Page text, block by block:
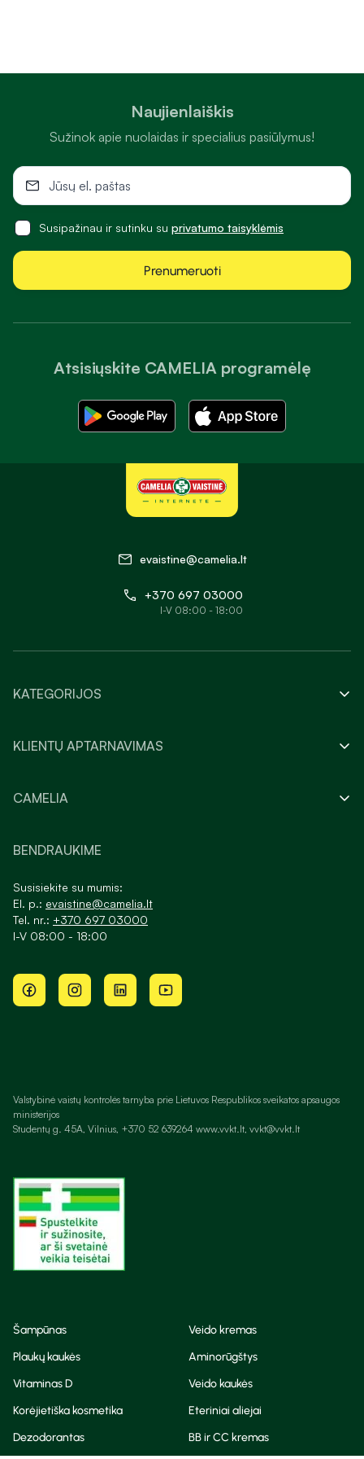
Atsisiųskite CAMELIA programėlę
Naujienlaiškis
Sužinok apie nuolaidas ir specialius pasiūlymus!
Susipažinau ir sutinku su privatumo taisyklėmis
Prenumeruoti
evaistine@camelia.lt
+370 697 03000
I-V 08:00 - 18:00
KATEGORIJOS
KLIENTŲ APTARNAVIMAS
CAMELIA
BENDRAUKIME
Susisiekite su mumis:
El. p.: evaistine@camelia.lt
Tel. nr.: +370 697 03000
I-V 08:00 - 18:00
Valstybinė vaistų kontrolės tarnyba prie Lietuvos Respublikos sveikatos apsaugos
ministerijos
Studentų g. 45A, Vilnius, +370 52 639264 www.vvkt.lt, vvkt@vvkt.lt
Šampūnas
Veido kremas
Plaukų kaukės
Aminorūgštys
Vitaminas D
Veido kaukės
Korėjietiška kosmetika
Eteriniai aliejai
Dezodorantas
BB ir CC kremas